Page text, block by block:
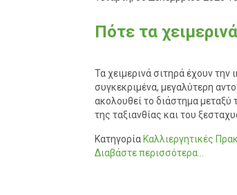
Πότε τα
Τα χειμερινά σιτηράέχουν την
συγκεκριμένα, μεγαλύτερη
ακολουθεί το διάστημα μεταξύ
της ταξιανθίας και του
Κατηγορία Καλλιεργητικές
Διαβάστε περισσότερα...